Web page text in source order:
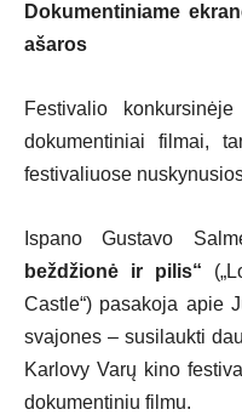
Dokumentiniame
ašaros
Festivalio
dokumentiniai filmai,
festivaliuose
Ispano Gustavo
beždžionė ir pilis“
Castle“) pasakoja apie
svajones – susilaukti
Karlovy Varų kino
dokumentiniu filmu.